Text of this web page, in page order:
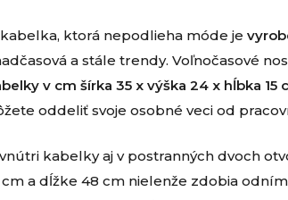
ktorá nepodlieha móde je
a stále trendy. Voľnočasové
v cm šírka 35 x výška 24 x hĺbka 15
oddeliť svoje osobné veci od
kabelky aj v postranných dvoch
a dĺžke 48 cm nielenže zdobia